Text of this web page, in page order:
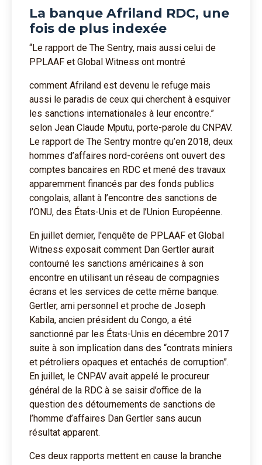
La banque Afriland RDC, une
fois de plus indexée
“Le rapport de The Sentry, mais aussi celui de
PPLAAF et Global Witness ont montré
comment Afriland est devenu le refuge mais
aussi le paradis de ceux qui cherchent à esquiver
les sanctions internationales à leur encontre.”
selon Jean Claude Mputu, porte-parole du CNPAV.
Le rapport de The Sentry montre qu’en 2018, deux
hommes d’affaires nord-coréens ont ouvert des
comptes bancaires en RDC et mené des travaux
apparemment financés par des fonds publics
congolais, allant à l’encontre des sanctions de
l’ONU, des États-Unis et de l’Union Européenne.
En juillet dernier, l'enquête de PPLAAF et Global
Witness exposait comment Dan Gertler aurait
contourné les sanctions américaines à son
encontre en utilisant un réseau de compagnies
écrans et les services de cette même banque.
Gertler, ami personnel et proche de Joseph
Kabila, ancien président du Congo, a été
sanctionné par les États-Unis en décembre 2017
suite à son implication dans des “contrats miniers
et pétroliers opaques et entachés de corruption”.
En juillet, le CNPAV avait appelé le procureur
général de la RDC à se saisir d’office de la
question des détournements de sanctions de
l’homme d’affaires Dan Gertler sans aucun
résultat apparent.
Ces deux rapports mettent en cause la branche